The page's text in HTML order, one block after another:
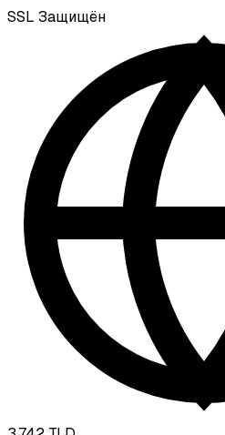
SSL Защищён